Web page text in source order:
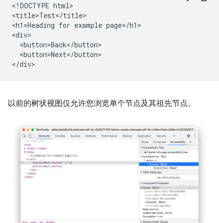
<!DOCTYPE html>
<title>Test</title>
<h1>Heading for example page</h1>
<div>
  <button>Back</button>
  <button>Next</button>
以前的树状视图仅允许您浏览单个节点及其祖先节点。